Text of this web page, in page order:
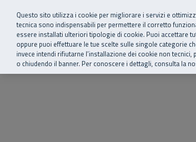
Vai al menu principale
Vai al contenuto principale
Vai al Footer
SuperAbile - il Contact Center Inail per il mondo
Home Chi siamo
Questo sito utilizza i cookie per migliorare i servizi e
tecnica sono indispensabili per permettere il corretto
essere installati ulteriori tipologie di cookie. Puoi accettare
oppure puoi effettuare le tue scelte sulle singole categorie
invece intendi rifiutarne l’installazione dei cookie non tecnici,
o chiudendo il banner. Per conoscere i dettagli, consulta la